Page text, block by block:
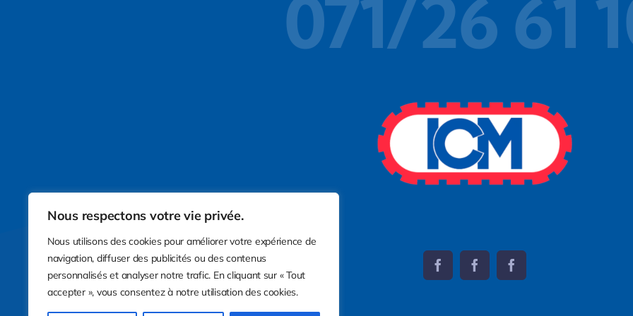
Nous respectons votre vie privée.
Nous utilisons des cookies pour améliorer votre expérience de
navigation, diffuser des publicités ou des contenus
personnalisés et analyser notre trafic. En cliquant sur « Tout
accepter », vous consentez à notre utilisation des cookies.
071/26 61